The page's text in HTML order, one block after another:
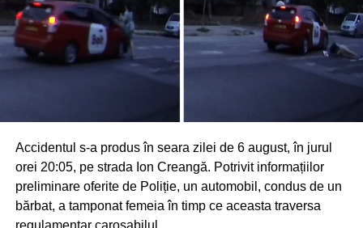
Accidentul s-a produs în seara zilei de 6 august, în jurul
orei 20:05, pe strada Ion Creangă. Potrivit informațiilor
preliminare oferite de Poliție, un automobil, condus de un
bărbat, a tamponat femeia în timp ce aceasta traversa